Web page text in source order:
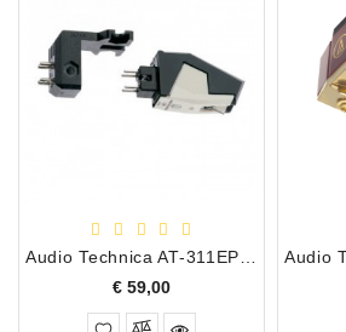
€ 59,00Prijs